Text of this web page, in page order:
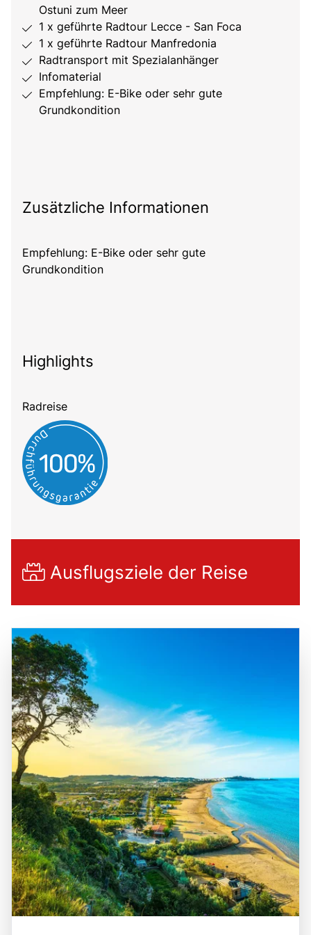
Ostuni zum Meer
1 x geführte Radtour Lecce - San Foca
1 x geführte Radtour Manfredonia
Radtransport mit Spezialanhänger
Infomaterial
Empfehlung: E-Bike oder sehr gute
Grundkondition
Zusätzliche Informationen
Empfehlung: E-Bike oder sehr gute
Grundkondition
Highlights
Radreise
Ausflugsziele der Reise